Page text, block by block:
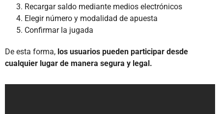
Recargar saldo mediante medios electrónicos
Elegir número y modalidad de apuesta
Confirmar la jugada
De esta forma, los usuarios pueden participar desde
cualquier lugar de manera segura y legal.